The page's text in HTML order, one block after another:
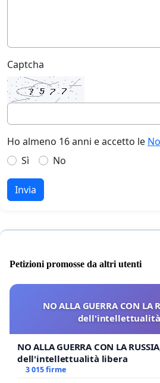
Captcha
Ho almeno 16 anni e accetto le
Sì
No
Invia
Petizioni promosse da altri utenti
NO ALLA GUERRA CON LA
NO ALLA GUERRA CON LA
dell'intellettualità libera
3 015 firme